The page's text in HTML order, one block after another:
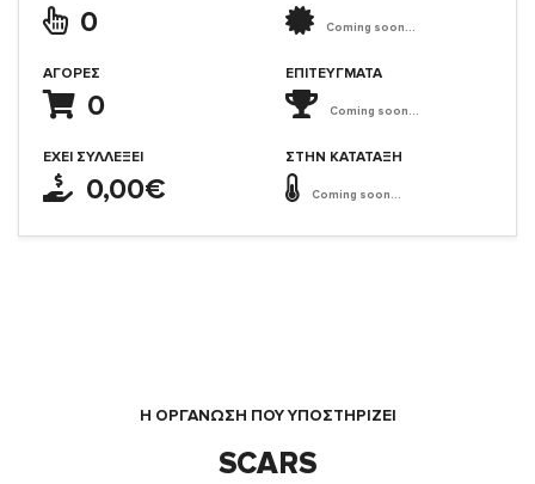
0
ΑΓΟΡΈΣ
0
ΈΧΕΙ ΣΥΛΛΈΞΕΙ
0,00€
Coming soon...
ΕΠΙΤΕΎΓΜΑΤΑ
Coming soon...
ΣΤΗΝ ΚΑΤΆΤΑΞΗ
Coming soon...
Η ΟΡΓΆΝΩΣΗ ΠΟΥ ΥΠΟΣΤΗΡΙΖΕΙ
SCARS